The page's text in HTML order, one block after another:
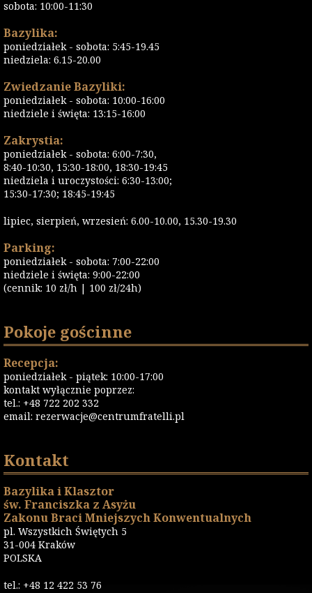
sobota: 10:00-11:30
Bazylika:
poniedziałek - sobota: 5:45-19.45
niedziela: 6.15-20.00
Zwiedzanie Bazyliki:
poniedziałek - sobota: 10:00-16:00
niedziele i święta: 13:15-16:00
Zakrystia:
poniedziałek - sobota: 6:00-7:30,
8:40-10:30, 15:30-18:00, 18:30-19:45
niedziela i uroczystości: 6:30-13:00;
15:30-17:30; 18:45-19:45
lipiec, sierpień, wrzesień: 6.00-10.00, 15.30-19.30
Parking:
poniedziałek - sobota: 7:00-22:00
niedziele i święta: 9:00-22:00
(cennik: 10 zł/h | 100 zł/24h)
Pokoje gościnne
Recepcja:
poniedziałek - piątek: 10:00-17:00
kontakt wyłącznie poprzez:
tel.: +48 722 202 332
email: rezerwacje@centrumfratelli.pl
Kontakt
Bazylika i Klasztor
św. Franciszka z Asyżu
Zakonu Braci Mniejszych Konwentualnych
pl. Wszystkich Świętych 5
31-004 Kraków
POLSKA
tel.: +48 12 422 53 76